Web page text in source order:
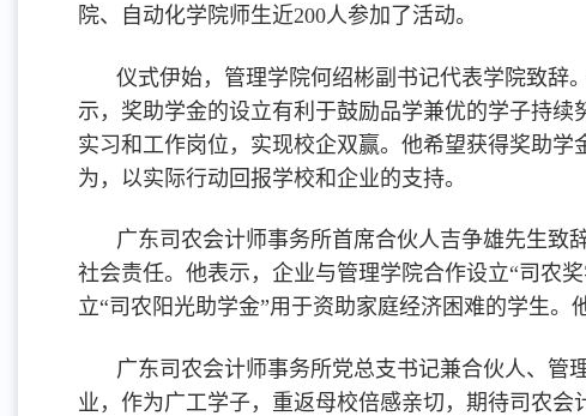
院、自动化学院师生近200人参加了活动。
仪式伊始，管理学院何绍彬副书记代表学院致辞
示，奖助学金的设立有利于鼓励品学兼优的学子持
实习和工作岗位，实现校企双赢。他希望获得奖助
为，以实际行动回报学校和企业的支持。
广东司农会计师事务所首席合伙人吉争雄先生致
社会责任。他表示，企业与管理学院合作设立“司农
立“司农阳光助学金”用于资助家庭经济困难的学生。
广东司农会计师事务所党总支书记兼合伙人、管
业，作为广工学子，重返母校倍感亲切，期待司农会